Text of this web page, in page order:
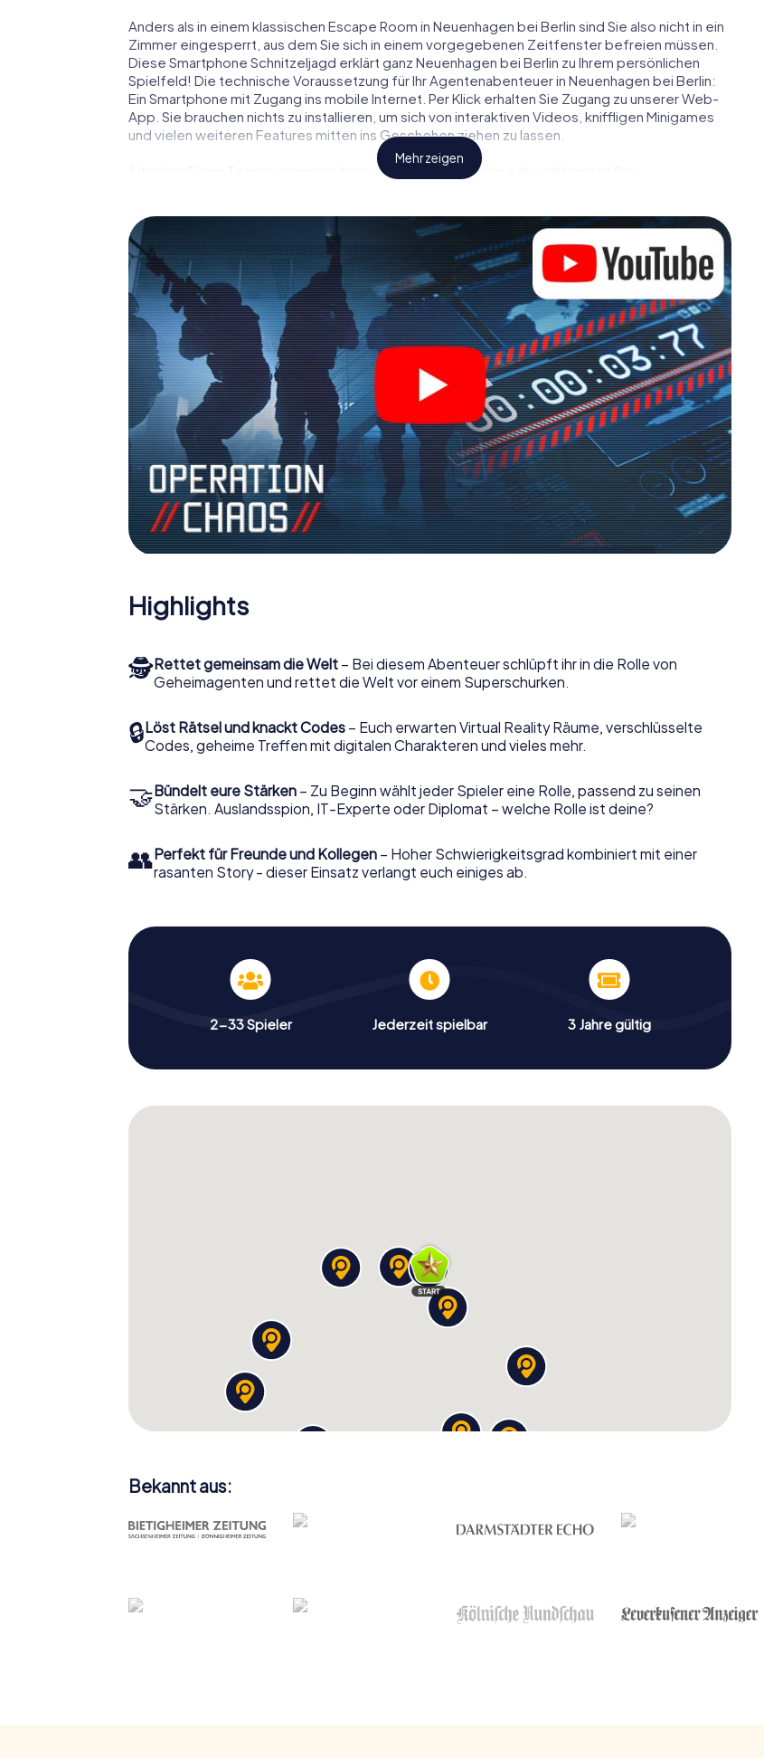
Anders als in einem klassischen Escape Room in Neuenhagen bei Berlin sind Sie also nicht in ein
Zimmer eingesperrt, aus dem Sie sich in einem vorgegebenen Zeitfenster befreien müssen.
Diese Smartphone Schnitzeljagd erklärt ganz Neuenhagen bei Berlin zu Ihrem persönlichen
Spielfeld! Die technische Voraussetzung für Ihr Agentenabenteuer in Neuenhagen bei Berlin:
Ein Smartphone mit Zugang ins mobile Internet. Per Klick erhalten Sie Zugang zu unserer Web-
App. Sie brauchen nichts zu installieren, um sich von interaktiven Videos, kniffligen Minigames
und vielen weiteren Features mitten ins Geschehen ziehen zu lassen.
Arbeiten Sie im Team zusammen, hören Sie feindliche Spione ab und bringen Sie
Gegensatz zu James Bond und Co. werden Sie jedoch nicht zu stillen Helden: Sie verewigen
sich mit Ihrem Team im Highscore von Neuenhagen bei Berlin und erhalten Zugang zu Ihrer ganz
persönlichen Bildergalerie. Das myCityHunt Escape Game macht Neuenhagen bei Berlin zu
Ihrem ganz persönlichen Erlebnisspielplatz. Holen Sie sich Ihre Tickets in die Welt der Spionage
und Geheimagenten und verwandeln Sie Neuenhagen bei Berlin in einen Outdoor Escape
Room!
Mehr zeigen
Highlights
🕵Rettet gemeinsam die Welt – Bei diesem Abenteuer schlüpft ihr in die Rolle von
Geheimagenten und rettet die Welt vor einem Superschurken.
🔒Löst Rätsel und knackt Codes – Euch erwarten Virtual Reality Räume, verschlüsselte
Codes, geheime Treffen mit digitalen Charakteren und vieles mehr.
🤝Bündelt eure Stärken – Zu Beginn wählt jeder Spieler eine Rolle, passend zu seinen
Stärken. Auslandsspion, IT-Experte oder Diplomat – welche Rolle ist deine?
👥Perfekt für Freunde und Kollegen – Hoher Schwierigkeitsgrad kombiniert mit einer
rasanten Story - dieser Einsatz verlangt euch einiges ab.
2-33 Spieler Jederzeit spielbar 3 Jahre gültig
Bekannt aus: